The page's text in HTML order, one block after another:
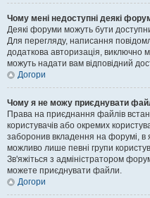
Чому мені недоступні деякі
Деякі форуми можуть бути
Для перегляду, написання
додаткова авторизація, виключно
можуть надати вам відповідний
Догори
Чому я не можу приєднувати
Права на приєднання файлів
користувачів або окремих
заборонив вкладення на форумі, в
можливо лише певні групи
Зв'яжіться з адміністратором
можете приєднувати файли.
Догори